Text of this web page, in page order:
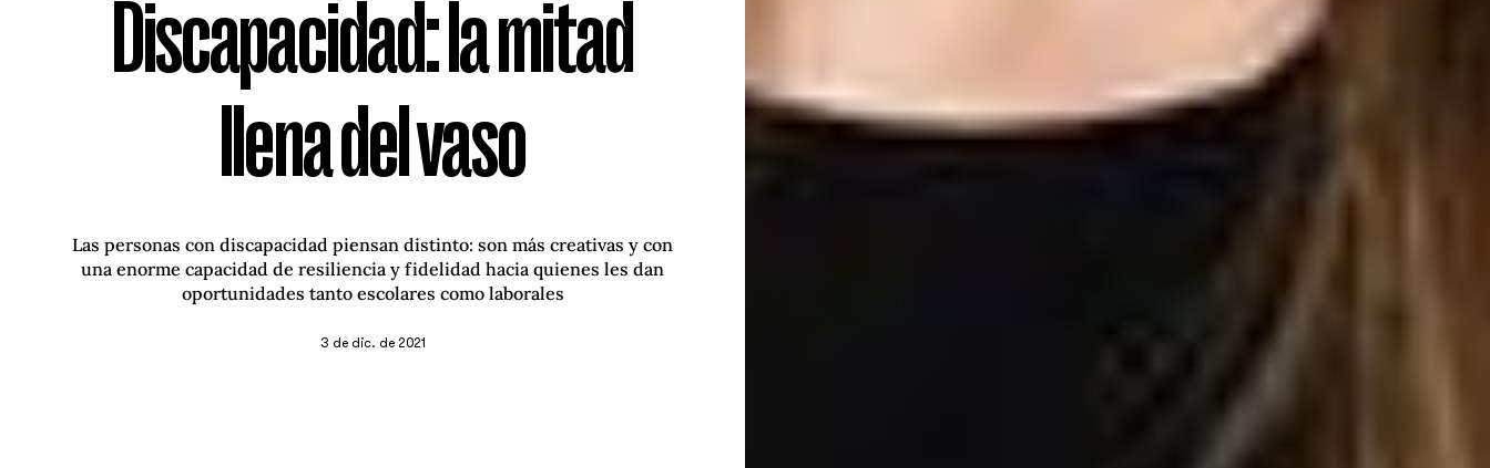
Discapacidad: la mitad
llena del vaso
Las personas con discapacidad piensan distinto: son más creativas y con
una enorme capacidad de resiliencia y fidelidad hacia quienes les dan
oportunidades tanto escolares como laborales
3 de dic. de 2021